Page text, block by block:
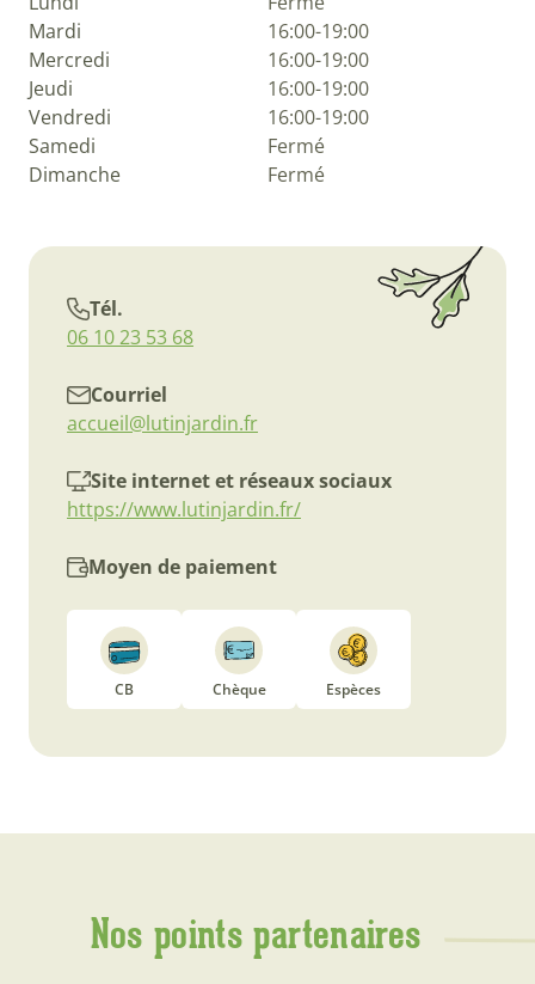
Mardi
16:00-19:00
Mercredi
16:00-19:00
Jeudi
16:00-19:00
Vendredi
16:00-19:00
Samedi
Fermé
Dimanche
Fermé
Tél.
06 10 23 53 68
Courriel
accueil@lutinjardin.fr
Site internet et réseaux sociaux
https://www.lutinjardin.fr/
Moyen de paiement
CB Chèque Espèces
Nos points partenaires